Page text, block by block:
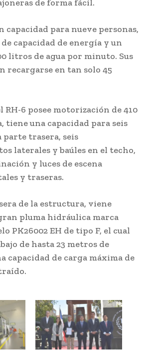
de forma fácil.
capacidad para nueve personas,
capacidad de energía y un
litros de agua por minuto. Sus
recargarse en tan solo 45
RH-6 posee motorización de 410
tiene una capacidad para seis
parte trasera, seis
laterales y baúles en el techo,
y luces de escena
y traseras.
de la estructura, viene
pluma hidráulica marca
PK26002 EH de tipo F, el cual
de hasta 23 metros de
capacidad de carga máxima de